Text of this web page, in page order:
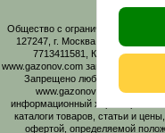
Общество с ограниченной
127247, г. Москва,
7713411581, КПП
www.gazonov.com защищены
Запрещено любое
www.gazonov.com. Данный
информационный характер и ни
каталоги товаров, статьи и
офертой, определяемой